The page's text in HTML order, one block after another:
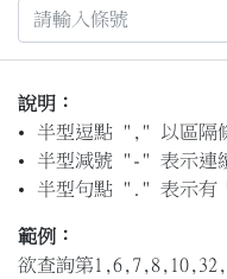
說明：
半型逗點 "," 以區隔
半型減號 "-" 表示連
半型句點 "." 表示有
範例：
欲查詢第